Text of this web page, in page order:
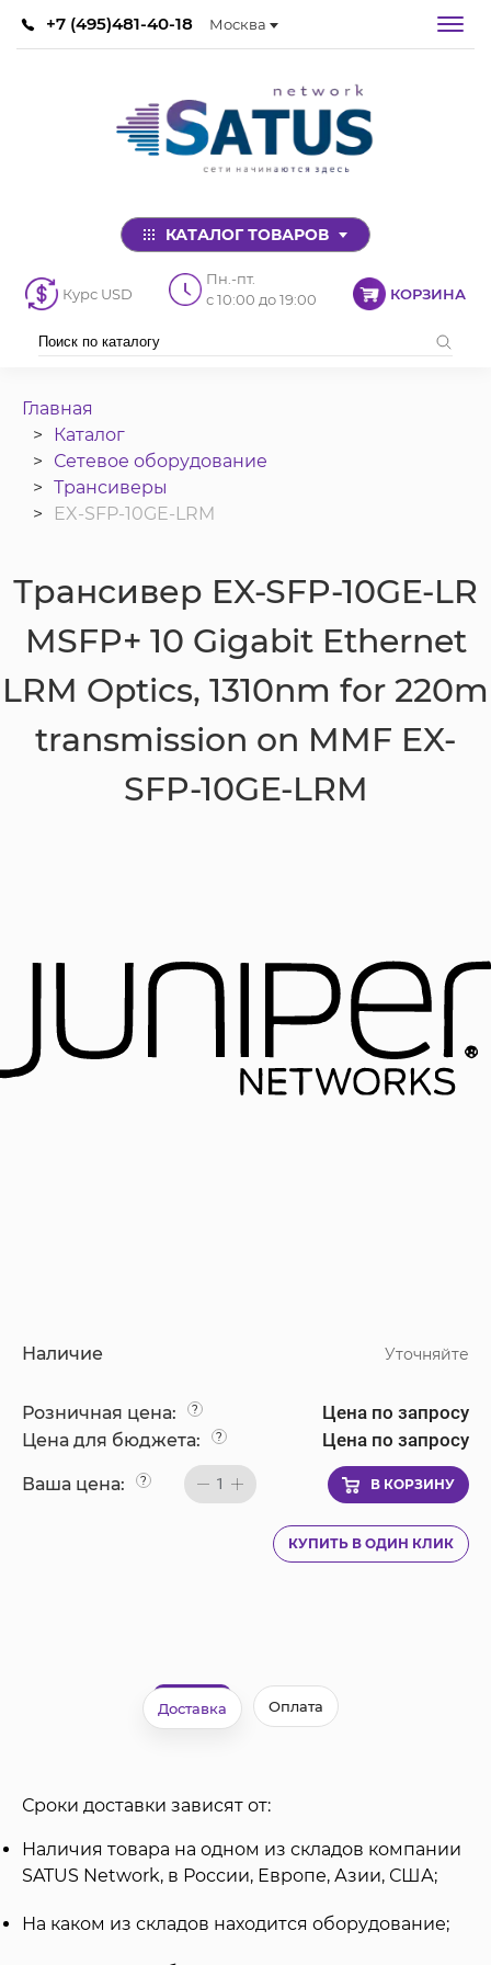
+7 (495)481-40-18 Москва
КАТАЛОГ ТОВАРОВ
Курс USD
Пн.-пт.
с 10:00 до 19:00
КОРЗИНА
Главная
Каталог
Сетевое оборудование
Трансиверы
EX-SFP-10GE-LRM
Трансивер EX-SFP-10GE-LR
MSFP+ 10 Gigabit Ethernet
LRM Optics, 1310nm for 220m
transmission on MMF EX-
SFP-10GE-LRM
Наличие Уточняйте
Розничная цена: ? Цена по запросу
Цена для бюджета: ? Цена по запросу
Ваша цена: ? 1 В КОРЗИНУ
КУПИТЬ В ОДИН КЛИК
Доставка Оплата
Сроки доставки зависят от:
Наличия товара на одном из складов компании
SATUS Network, в России, Европе, Азии, США;
На каком из складов находится оборудование;